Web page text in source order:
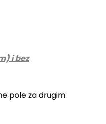
i bez
pole za drugim